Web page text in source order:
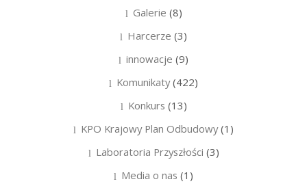
Galerie (8)
Harcerze (3)
innowacje (9)
Komunikaty(422)
Konkurs (13)
KPO Krajowy Plan Odbudowy(1)
Laboratoria Przyszłości (3)
Media o nas (1)